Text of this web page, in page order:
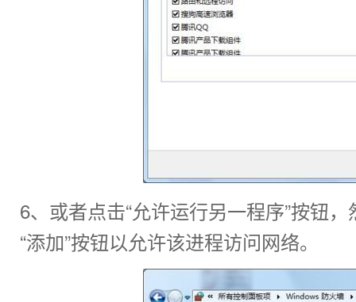
6、或者点击“允许运行另一程序”按钮
“添加”按钮以允许该进程访问网络。